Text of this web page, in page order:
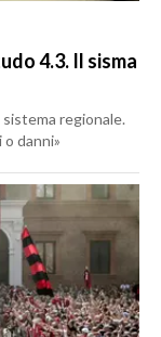
4.3. Il sisma
regionale.
danni»